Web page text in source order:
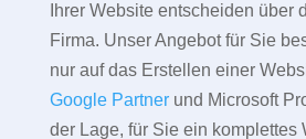
Ihrer Website entscheiden über
Firma. Unser Angebot für Sie
nur auf das Erstellen einer
Google Partnerund Microsoft
der Lage, für Sie ein komplettes